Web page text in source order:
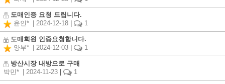
도매인증 요청 드립니다.
윤인*
| 2024-12-18 1
도매회원 인증요청합니다.
양부*
| 2024-12-03 1
방산시장 내방으로 구매
박민*
| 2024-11-23 1